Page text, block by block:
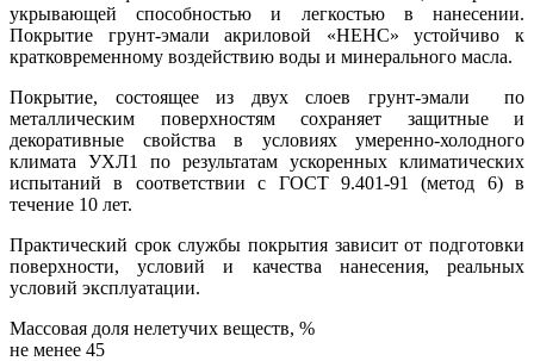
укрывающей способностью и легкостью в нанесении.
Покрытие грунт-эмали акриловой «НЕНС» устойчиво к
кратковременному воздействию воды и минерального масла.
Покрытие, состоящее из двух слоев грунт-эмали по
металлическим поверхностям сохраняет защитные и
декоративные свойства в условиях умеренно-холодного
климата УХЛ1 по результатам ускоренных климатических
испытаний в соответствии с ГОСТ 9.401-91 (метод 6) в
течение 10 лет.
Практический срок службы покрытия зависит от подготовки
поверхности, условий и качества нанесения, реальных
условий эксплуатации.
Массовая доля нелетучих веществ, %
не менее 45